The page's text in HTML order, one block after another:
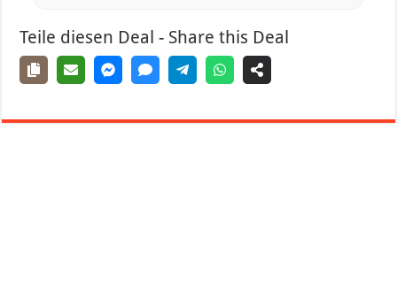
Teile diesen Deal - Share this Deal